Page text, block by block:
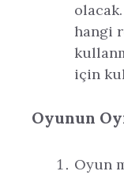
hangi
için
Oyunun
Oyun